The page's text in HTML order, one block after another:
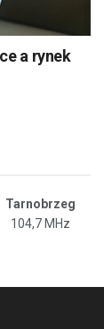
a rynek
Tarnobrzeg
104,7 MHz